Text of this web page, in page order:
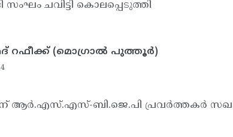
സംഘം ചവിട്ടി കൊലപ്പെടുത്തി
റഫീക്ക് (മൊഗ്രാല്‍ പുത്തൂര്‍)
ന് ആര്‍.എസ്.എസ്-ബി.ജെ.പി പ്രവര്‍ത്തകര്‍